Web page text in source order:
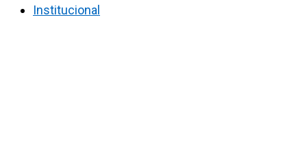
Institucional